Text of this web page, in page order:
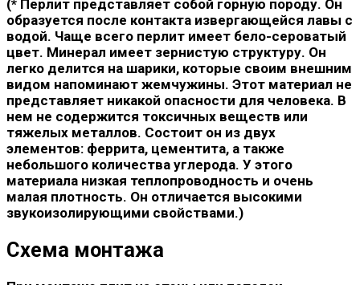
(* Перлит представляет собой горную породу. Он
образуется после контакта извергающейся лавы с
водой. Чаще всего перлит имеет бело-сероватый
цвет. Минерал имеет зернистую структуру. Он
легко делится на шарики, которые своим внешним
видом напоминают жемчужины. Этот материал не
представляет никакой опасности для человека. В
нем не содержится токсичных веществ или
тяжелых металлов. Состоит он из двух
элементов: феррита, цементита, а также
небольшого количества углерода. У этого
материала низкая теплопроводность и очень
малая плотность. Он отличается высокими
звукоизолирующими свойствами.)
Схема монтажа